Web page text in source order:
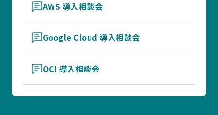
AWS 導入相談会
Google Cloud 導入相談会
OCI 導入相談会